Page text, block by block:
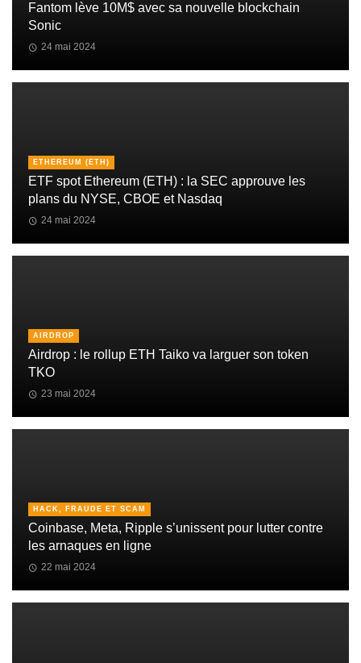
Fantom lève 10M$ avec sa nouvelle blockchain
Sonic
24 mai 2024
ETHEREUM (ETH)
ETF spot Ethereum (ETH) : la SEC approuve les
plans du NYSE, CBOE et Nasdaq
24 mai 2024
AIRDROP
Airdrop : le rollup ETH Taiko va larguer son token
TKO
23 mai 2024
HACK, FRAUDE ET SCAM
Coinbase, Meta, Ripple s’unissent pour lutter contre
les arnaques en ligne
22 mai 2024